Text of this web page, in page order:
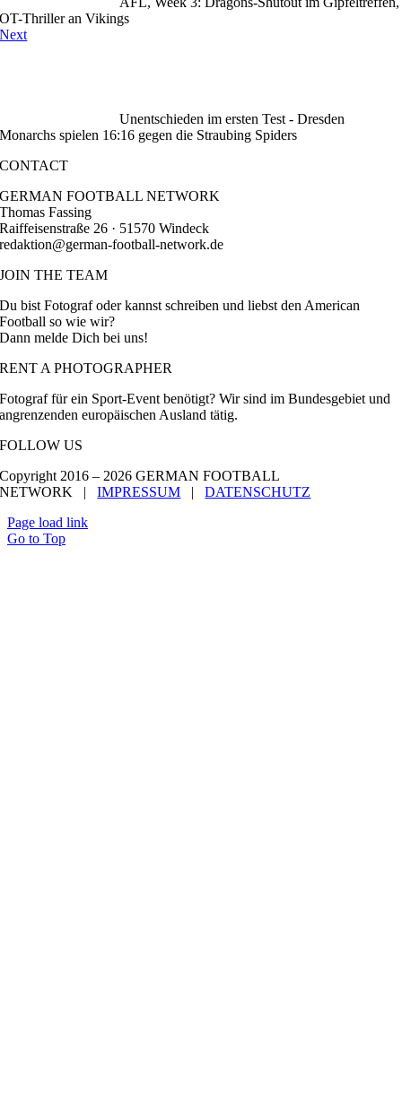
OT-Thriller an Vikings
Next
Unentschieden im ersten Test - Dresden
Monarchs spielen 16:16 gegen die Straubing Spiders
CONTACT
GERMAN FOOTBALL NETWORK
Thomas Fassing
Raiffeisenstraße 26 · 51570 Windeck
redaktion@german-football-network.de
JOIN THE TEAM
Du bist Fotograf oder kannst schreiben und liebst den American
Football so wie wir?
Dann melde Dich bei uns!
RENT A PHOTOGRAPHER
Fotograf für ein Sport-Event benötigt? Wir sind im Bundesgebiet und
angrenzenden europäischen Ausland tätig.
FOLLOW US
Copyright 2016 – 2026 GERMAN FOOTBALL
NETWORK |IMPRESSUM |DATENSCHUTZ
Page load link
Go to Top